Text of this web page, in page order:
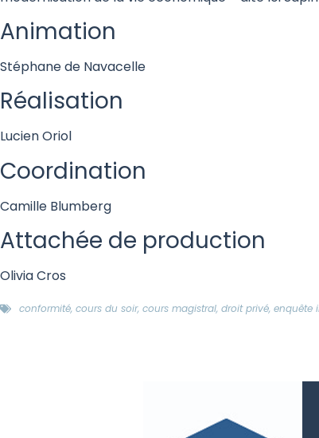
Animation
Stéphane de Navacelle
Réalisation
Lucien Oriol
Coordination
Camille Blumberg
Attachée de production
Olivia Cros
conformité, cours du soir, cours magistral, droit privé, enquête